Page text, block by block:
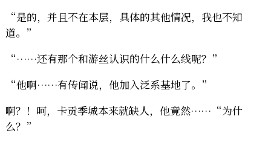
“是的，并且不在本层，具体的其他情况，我也不知
道。”
“……还有那个和游丝认识的什么什么线呢？”
“他啊……有传闻说，他加入泛系基地了。”
啊？！呵，卡贡季城本来就缺人，他竟然……“为什
么？”